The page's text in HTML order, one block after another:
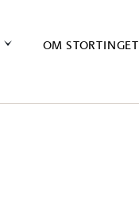
OM STORTINGET